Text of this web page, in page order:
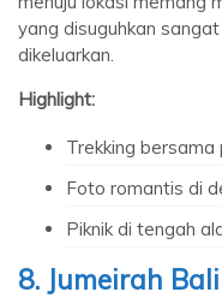
yang disuguhkan
dikeluarkan.
Highlight:
Trekking bersama
Foto romantis di
Piknik di tengah
8. Jumeirah